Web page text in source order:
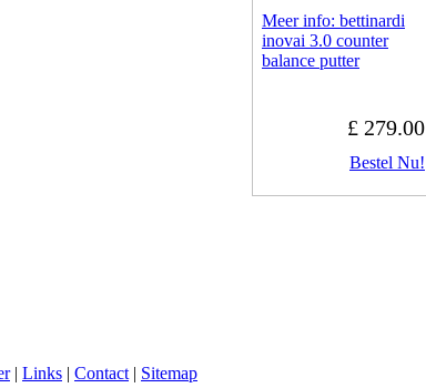
Meer info: bettinardi
inovai 3.0 counter
balance putter
£ 279.00
Bestel Nu!
| Links | Contact | Sitemap